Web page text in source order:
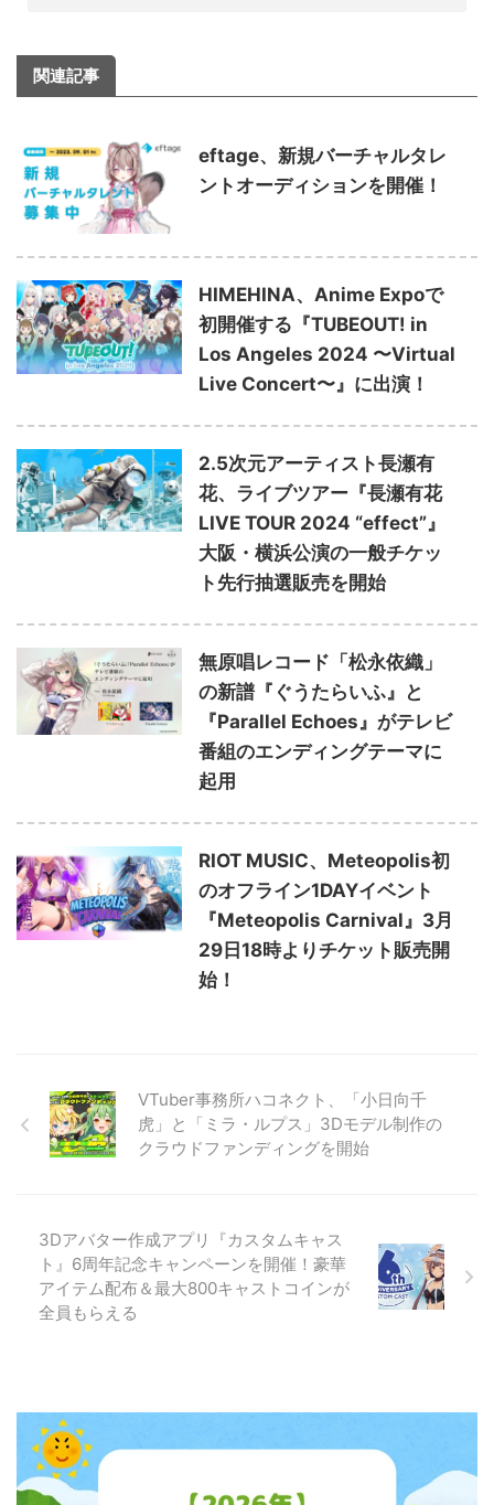
関連記事
eftage、新規バーチャルタレ
ントオーディションを開催！
HIMEHINA、Anime Expoで
初開催する『TUBEOUT! in
Los Angeles 2024 〜Virtual
Live Concert〜』に出演！
2.5次元アーティスト長瀬有
花、ライブツアー『長瀬有花
LIVE TOUR 2024 “effect”』
大阪・横浜公演の一般チケッ
ト先行抽選販売を開始
無原唱レコード「松永依織」
の新譜『ぐうたらいふ』と
『Parallel Echoes』がテレビ
番組のエンディングテーマに
起用
RIOT MUSIC、Meteopolis初
のオフライン1DAYイベント
『Meteopolis Carnival』3月
29日18時よりチケット販売開
始！
VTuber事務所ハコネクト、「小日向千
虎」と「ミラ・ルプス」3Dモデル制作の
クラウドファンディングを開始
3Dアバター作成アプリ『カスタムキャス
ト』6周年記念キャンペーンを開催！豪華
アイテム配布＆最大800キャストコインが
全員もらえる